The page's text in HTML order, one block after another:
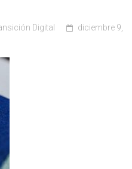
Digital
diciembre 9,